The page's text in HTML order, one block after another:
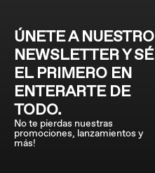
ÚNETE A NUESTRO
NEWSLETTER Y SÉ
EL PRIMERO EN
ENTERARTE DE
TODO.
No te pierdas nuestras
promociones, lanzamientos y
más!